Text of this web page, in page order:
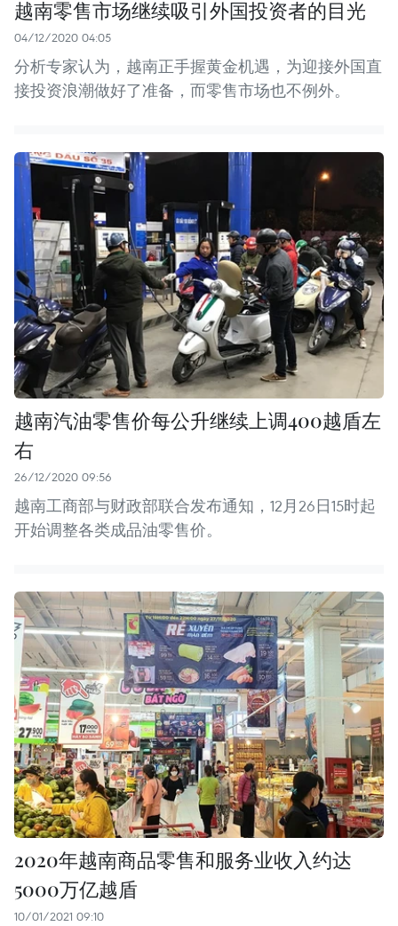
越南零售市场继续吸引外国投资者的目光
04/12/2020 04:05
分析专家认为，越南正手握黄金机遇，为迎接外国直
接投资浪潮做好了准备，而零售市场也不例外。
越南汽油零售价每公升继续上调400越盾左
右
26/12/2020 09:56
越南工商部与财政部联合发布通知，12月26日15时起
开始调整各类成品油零售价。
2020年越南商品零售和服务业收入约达
5000万亿越盾
10/01/2021 09:10